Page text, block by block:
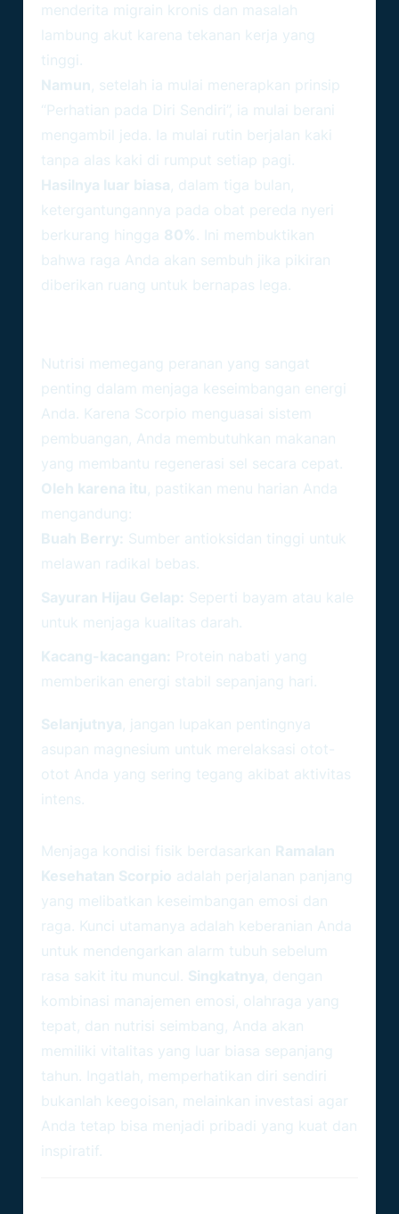
menderita migrain kronis dan masalah
lambung akut karena tekanan kerja yang
tinggi.
Namun, setelah ia mulai menerapkan prinsip
“Perhatian pada Diri Sendiri”, ia mulai berani
mengambil jeda. Ia mulai rutin berjalan kaki
tanpa alas kaki di rumput setiap pagi.
Hasilnya luar biasa, dalam tiga bulan,
ketergantungannya pada obat pereda nyeri
berkurang hingga 80% . Ini membuktikan
bahwa raga Anda akan sembuh jika pikiran
diberikan ruang untuk bernapas lega.
Nutrisi memegang peranan yang sangat
penting dalam menjaga keseimbangan energi
Anda. Karena Scorpio menguasai sistem
pembuangan, Anda membutuhkan makanan
yang membantu regenerasi sel secara cepat.
Oleh karena itu, pastikan menu harian Anda
mengandung:
Buah Berry: Sumber antioksidan tinggi untuk
melawan radikal bebas.
Sayuran Hijau Gelap: Seperti bayam atau kale
untuk menjaga kualitas darah.
Kacang-kacangan: Protein nabati yang
memberikan energi stabil sepanjang hari.
Selanjutnya, jangan lupakan pentingnya
asupan magnesium untuk merelaksasi otot-
otot Anda yang sering tegang akibat aktivitas
intens.
Menjaga kondisi fisik berdasarkan Ramalan
Kesehatan Scorpio adalah perjalanan panjang
yang melibatkan keseimbangan emosi dan
raga. Kunci utamanya adalah keberanian Anda
untuk mendengarkan alarm tubuh sebelum
rasa sakit itu muncul. Singkatnya, dengan
kombinasi manajemen emosi, olahraga yang
tepat, dan nutrisi seimbang, Anda akan
memiliki vitalitas yang luar biasa sepanjang
tahun. Ingatlah, memperhatikan diri sendiri
bukanlah keegoisan, melainkan investasi agar
Anda tetap bisa menjadi pribadi yang kuat dan
inspiratif.